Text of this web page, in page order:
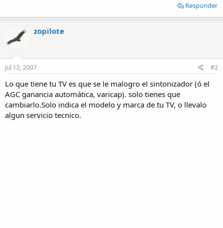
Responder
zopilote
Jul 12, 2007 #2
Lo que tiene tu TV es que se le malogro el sintonizador (ó el
AGC ganancia automática, varicap). solo tienes que
cambiarlo.Solo indica el modelo y marca de tu TV, o llevalo
algun servicio tecnico.